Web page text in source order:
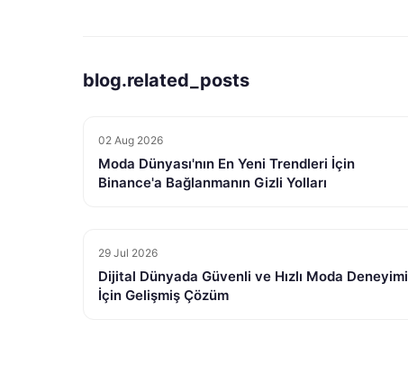
blog.related_posts
02 Aug 2026
Moda Dünyası'nın En Yeni Trendleri İçin
Binance'a Bağlanmanın Gizli Yolları
29 Jul 2026
Dijital Dünyada Güvenli ve Hızlı Moda Deneyimi
İçin Gelişmiş Çözüm